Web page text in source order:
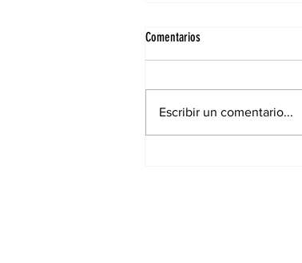
Comentarios
Escribir un comentario...